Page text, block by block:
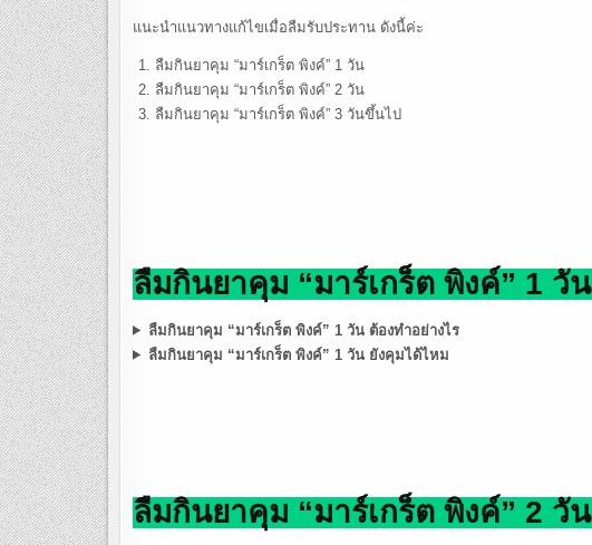
แนะนำแนวทางแก้ไขเมื่อลืมรับประทาน ดังนี้ค่ะ
ลืมกินยาคุม “มาร์เกร็ต พิงค์” 1 วัน
ลืมกินยาคุม “มาร์เกร็ต พิงค์” 2 วัน
ลืมกินยาคุม “มาร์เกร็ต พิงค์” 3 วันขึ้นไป
ลืมกินยาคุม “มาร์เกร็ต พิงค์” 1 วัน
ลืมกินยาคุม “มาร์เกร็ต พิงค์” 1 วัน ต้องทำอย่างไร
ลืมกินยาคุม “มาร์เกร็ต พิงค์” 1 วัน ยังคุมได้ไหม
ลืมกินยาคุม “มาร์เกร็ต พิงค์” 2 วัน